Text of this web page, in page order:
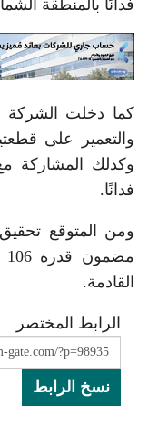
فدانًا بالمنطقة
كما دخلت
فدانًا.
ومن المتوقع
القادمة.
الرابط المختصر
نسخ الرابط